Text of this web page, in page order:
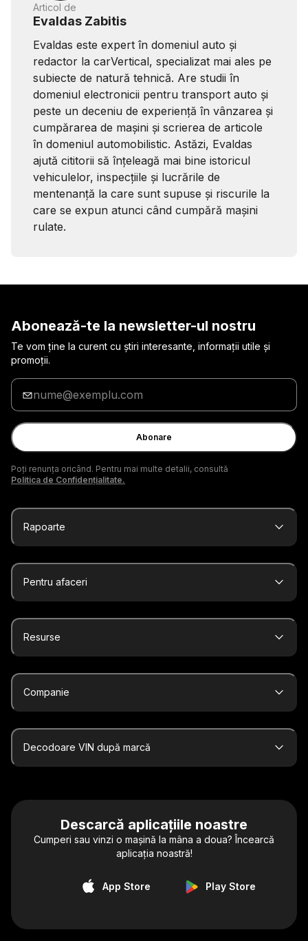
Articol de
Evaldas Zabitis
Evaldas este expert în domeniul auto și
redactor la carVertical, specializat mai ales pe
subiecte de natură tehnică. Are studii în
domeniul electronicii pentru transport auto și
peste un deceniu de experiență în vânzarea și
cumpărarea de mașini și scrierea de articole
în domeniul automobilistic. Astăzi, Evaldas
ajută cititorii să înțeleagă mai bine istoricul
vehiculelor, inspecțiile și lucrările de
mentenanță la care sunt supuse și riscurile la
care se expun atunci când cumpără mașini
rulate.
Abonează-te la newsletter-ul nostru
Te vom ține la curent cu știri interesante, informații utile și
promoții.
Introduceți
adresa
de
e-
mail
Abonare
Poți renunța oricând. Pentru mai multe detalii, consultă
Politica de Confidențialitate.
Rapoarte
Pentru afaceri
Resurse
Companie
Decodoare VIN după marcă
Descarcă aplicațiile noastre
Cumperi sau vinzi o mașină la mâna a doua? Încearcă
aplicația noastră!
App Store Play Store